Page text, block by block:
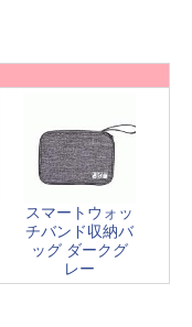
スマートウォッ
チバンド収納バ
ッグ ダークグ
レー